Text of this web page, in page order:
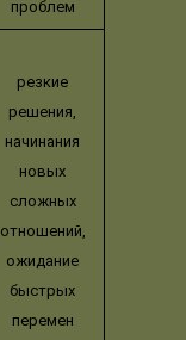
проблем
резкие
решения,
начинания
новых
сложных
отношений,
ожидание
быстрых
перемен